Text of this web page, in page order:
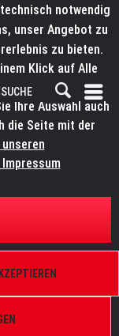
Wireless DMX
notwendig
unser Angebot zu
zu bieten.
Klick auf Alle
Sie in den
Ihre Auswahl auch
die Seite mit der
unseren
Impressum